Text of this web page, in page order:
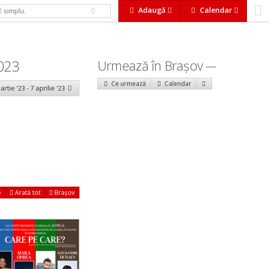
Adaugă Calendar
'23 - 7 aprilie '23
Arată tot Brașov
Urmează în Braşov
Ce urmează Calendar